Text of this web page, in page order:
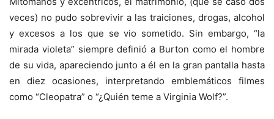
veces) no pudo sobrevivir a las traiciones, drogas, alcohol
y excesos a los que se vio sometido. Sin embargo, “la
mirada violeta” siempre definió a Burton como el hombre
de su vida, apareciendo junto a él en la gran pantalla hasta
en diez ocasiones, interpretando emblemáticos filmes
como “Cleopatra” o “¿Quién teme a Virginia Wolf?”.